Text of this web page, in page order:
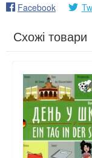
Facebook
Схожі товари